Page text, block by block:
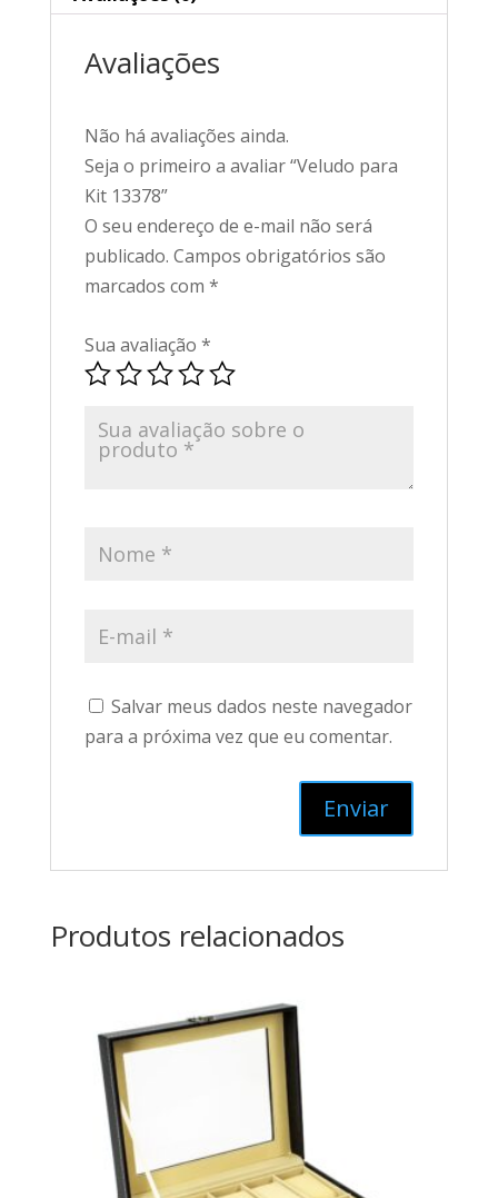
Avaliações
Não há avaliações ainda.
Seja o primeiro a avaliar “Veludo para
Kit 13378”
O seu endereço de e-mail não será
publicado. Campos obrigatórios são
marcados com *
Sua avaliação *
Salvar meus dados neste navegador
para a próxima vez que eu comentar.
Produtos relacionados